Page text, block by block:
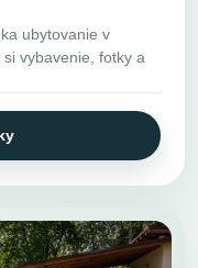
ubytovanie v
vybavenie, fotky a